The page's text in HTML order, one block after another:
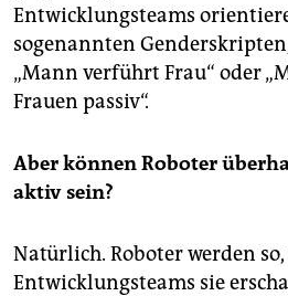
Entwicklungsteams
sogenannten
„Mann verführt Frau“ oder
Frauen passiv“.
Aber können Roboter
aktiv sein?
Natürlich. Roboter werden
Entwicklungsteams sie